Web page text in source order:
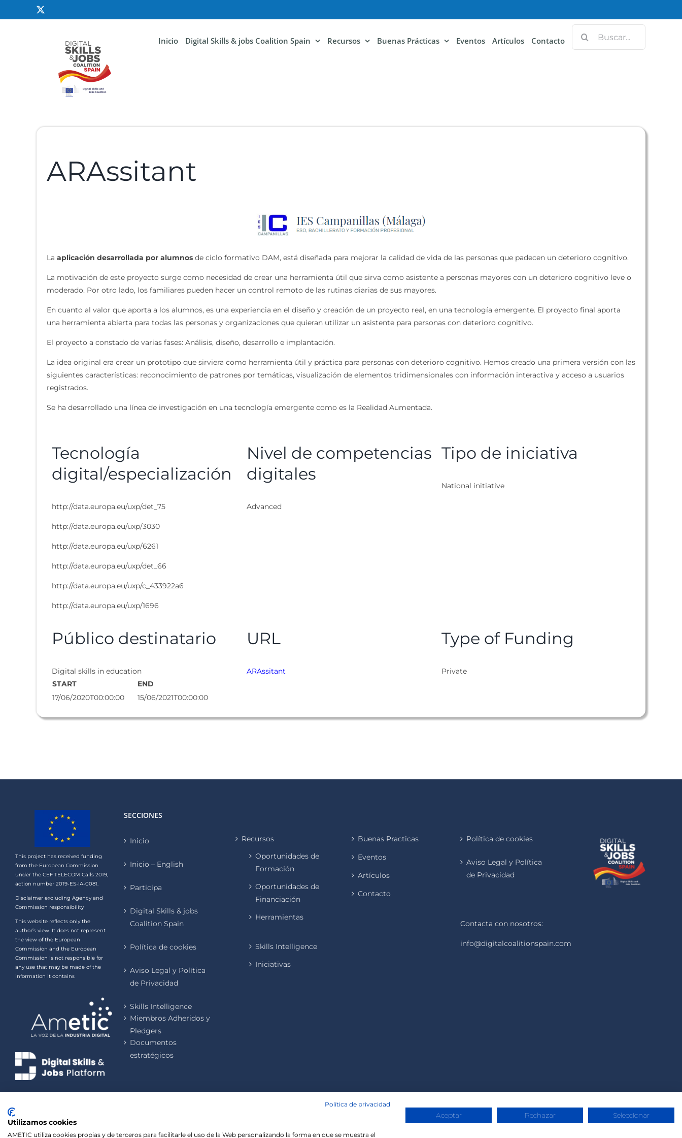
Inicio Digital Skills & jobs Coalition Spain Recursos Buenas Prácticas Eventos Artículos Contacto
ARAssitant
La aplicación desarrollada por alumnos de ciclo formativo DAM, está diseñada para mejorar la calidad de vida de las personas que padecen un deterioro cognitivo.
La motivación de este proyecto surge como necesidad de crear una herramienta útil que sirva como asistente a personas mayores con un deterioro cognitivo leve o
moderado. Por otro lado, los familiares pueden hacer un control remoto de las rutinas diarias de sus mayores.
En cuanto al valor que aporta a los alumnos, es una experiencia en el diseño y creación de un proyecto real, en una tecnología emergente. El proyecto final aporta
una herramienta abierta para todas las personas y organizaciones que quieran utilizar un asistente para personas con deterioro cognitivo.
El proyecto a constado de varias fases: Análisis, diseño, desarrollo e implantación.
La idea original era crear un prototipo que sirviera como herramienta útil y práctica para personas con deterioro cognitivo. Hemos creado una primera versión con las
siguientes características: reconocimiento de patrones por temáticas, visualización de elementos tridimensionales con información interactiva y acceso a usuarios
registrados.
Se ha desarrollado una línea de investigación en una tecnología emergente como es la Realidad Aumentada.
Tecnología
digital/especialización
http://data.europa.eu/uxp/det_75
http://data.europa.eu/uxp/3030
http://data.europa.eu/uxp/6261
http://data.europa.eu/uxp/det_66
http://data.europa.eu/uxp/c_433922a6
http://data.europa.eu/uxp/1696
Nivel de competencias
digitales
Advanced
Tipo de iniciativa
National initiative
Público destinatario
Digital skills in education
URL
ARAssitant
Type of Funding
Private
START
END
17/06/2020T00:00:00
15/06/2021T00:00:00
This project has received funding
from the European Commission
under the CEF TELECOM Calls 2019,
action number 2019-ES-IA-0081.
Disclaimer excluding Agency and
Commission responsibility
This website reflects only the
author’s view. It does not represent
the view of the European
Commission and the European
Commission is not responsible for
any use that may be made of the
information it contains
SECCIONES
Inicio
Inicio – English
Participa
Digital Skills & jobs
Coalition Spain
Política de cookies
Aviso Legal y Política
de Privacidad
Skills Intelligence
Miembros Adheridos y
Pledgers
Documentos
estratégicos
Recursos
Oportunidades de
Formación
Oportunidades de
Financiación
Herramientas
Skills Intelligence
Iniciativas
Buenas Practicas
Eventos
Artículos
Contacto
Política de cookies
Aviso Legal y Política
de Privacidad
Contacta con nosotros:
info@digitalcoalitionspain.com
Política de privacidad
Utilizamos cookies
AMETIC utiliza cookies propias y de terceros para facilitarle el uso de la Web personalizando la forma en que se muestra el
Aceptar Rechazar Seleccionar